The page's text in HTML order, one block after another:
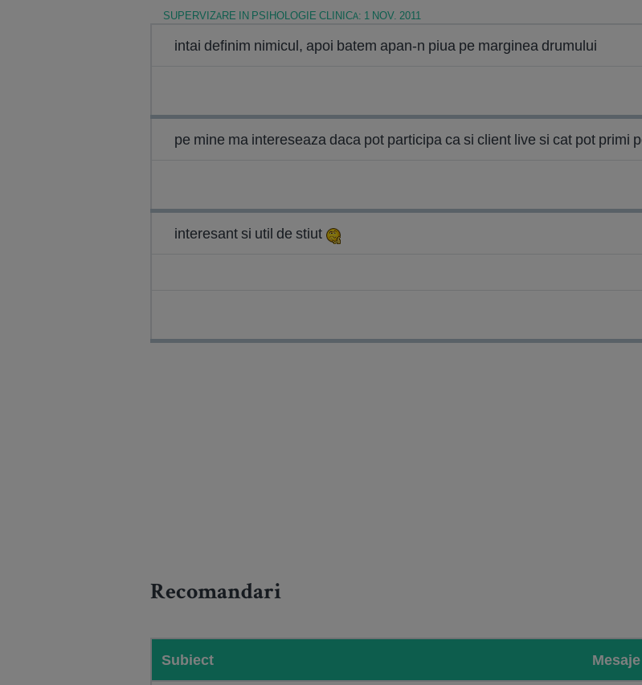
SUPERVIZARE IN PSIHOLOGIE CLINICA: 1 NOV. 2011
intai definim nimicul, apoi batem apan-n piua pe marginea drumului
pe mine ma intereseaza daca pot participa ca si client live si cat pot primi
interesant si util de stiut
Recomandari
Subiect Mesaje